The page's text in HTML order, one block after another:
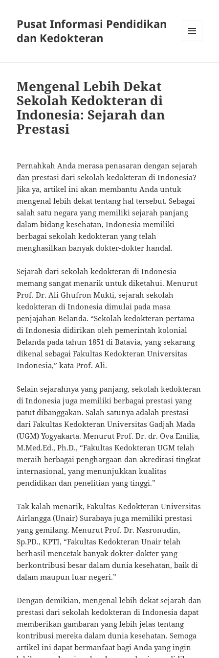
Pusat Informasi Pendidikan
dan Kedokteran
Mengenal Lebih Dekat
Sekolah Kedokteran di
Indonesia: Sejarah dan
Prestasi
Pernahkah Anda merasa penasaran dengan sejarah
dan prestasi dari sekolah kedokteran di Indonesia?
Jika ya, artikel ini akan membantu Anda untuk
mengenal lebih dekat tentang hal tersebut. Sebagai
salah satu negara yang memiliki sejarah panjang
dalam bidang kesehatan, Indonesia memiliki
berbagai sekolah kedokteran yang telah
menghasilkan banyak dokter-dokter handal.
Sejarah dari sekolah kedokteran di Indonesia
memang sangat menarik untuk diketahui. Menurut
Prof. Dr. Ali Ghufron Mukti, sejarah sekolah
kedokteran di Indonesia dimulai pada masa
penjajahan Belanda. “Sekolah kedokteran pertama
di Indonesia didirikan oleh pemerintah kolonial
Belanda pada tahun 1851 di Batavia, yang sekarang
dikenal sebagai Fakultas Kedokteran Universitas
Indonesia,” kata Prof. Ali.
Selain sejarahnya yang panjang, sekolah kedokteran
di Indonesia juga memiliki berbagai prestasi yang
patut dibanggakan. Salah satunya adalah prestasi
dari Fakultas Kedokteran Universitas Gadjah Mada
(UGM) Yogyakarta. Menurut Prof. Dr. dr. Ova Emilia,
M.Med.Ed., Ph.D., “Fakultas Kedokteran UGM telah
meraih berbagai penghargaan dan akreditasi tingkat
internasional, yang menunjukkan kualitas
pendidikan dan penelitian yang tinggi.”
Tak kalah menarik, Fakultas Kedokteran Universitas
Airlangga (Unair) Surabaya juga memiliki prestasi
yang gemilang. Menurut Prof. Dr. Nasronudin,
Sp.PD., KPTI, “Fakultas Kedokteran Unair telah
berhasil mencetak banyak dokter-dokter yang
berkontribusi besar dalam dunia kesehatan, baik di
dalam maupun luar negeri.”
Dengan demikian, mengenal lebih dekat sejarah dan
prestasi dari sekolah kedokteran di Indonesia dapat
memberikan gambaran yang lebih jelas tentang
kontribusi mereka dalam dunia kesehatan. Semoga
artikel ini dapat bermanfaat bagi Anda yang ingin